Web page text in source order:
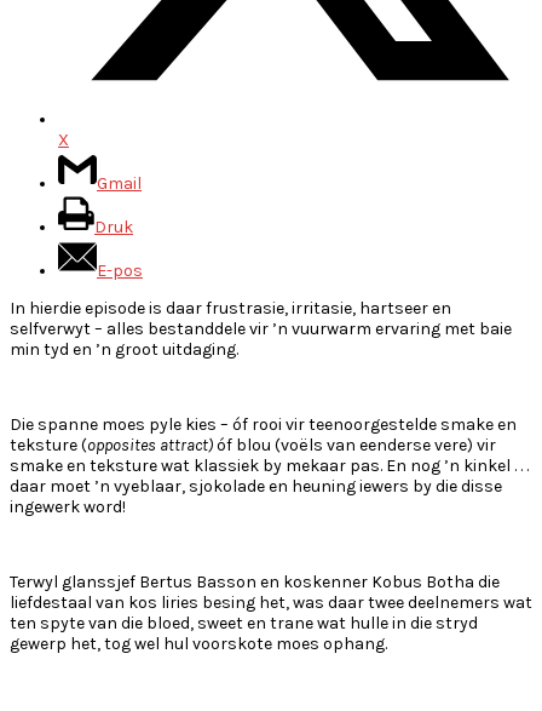
X
Gmail
Druk
E-pos
In hierdie episode is daar frustrasie, irritasie, hartseer en
selfverwyt – alles bestanddele vir ’n vuurwarm ervaring met baie
min tyd en ’n groot uitdaging.
Die spanne moes pyle kies – óf rooi vir teenoorgestelde smake en
teksture (opposites attract)óf blou (voëls van eenderse vere) vir
smake en teksture wat klassiek by mekaar pas. En nog ’n kinkel . . .
daar moet ’n vyeblaar, sjokolade en heuning iewers by die disse
ingewerk word!
Terwyl glanssjef Bertus Basson en koskenner Kobus Botha die
liefdestaal van kos liries besing het, was daar twee deelnemers wat
ten spyte van die bloed, sweet en trane wat hulle in die stryd
gewerp het, tog wel hul voorskote moes ophang.